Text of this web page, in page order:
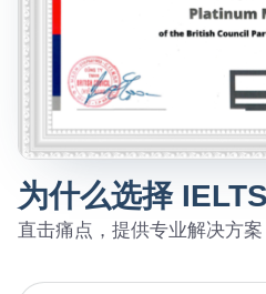
为什么选择
直击痛点，提供专业解决方案